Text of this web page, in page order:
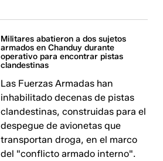
Militares abatieron a dos sujetos
armados en Chanduy durante
operativo para encontrar pistas
clandestinas
Las Fuerzas Armadas han
inhabilitado decenas de pistas
clandestinas, construidas para el
despegue de avionetas que
transportan droga, en el marco
del "conflicto armado interno".